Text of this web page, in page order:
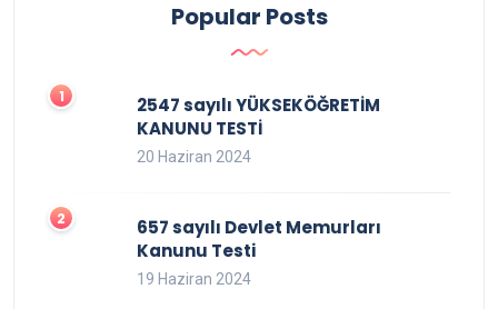
Popular Posts
2547 sayılı YÜKSEKÖĞRETİM
KANUNU TESTİ
20 Haziran 2024
657 sayılı Devlet Memurları
Kanunu Testi
19 Haziran 2024